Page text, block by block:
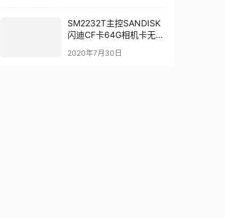
SM2232T主控SANDISK
闪迪CF卡64G相机卡无法
2020年7月30日